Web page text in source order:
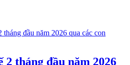
tháng đầu năm 2026